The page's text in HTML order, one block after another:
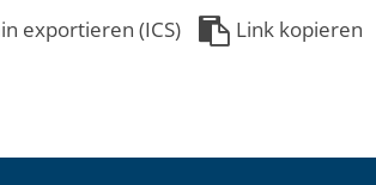
exportieren (ICS)
Link kopieren